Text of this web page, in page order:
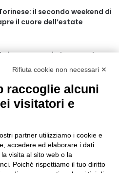
il secondo weekend di
il cuore dell’estate
Piemonte avvia le procedure
dello stato di calamità
ecco il programma del
dalla Regione 1,5 milioni
ampliare gli orari dei servizi
tariffa
Rifiuta cookie non necessari ✕
raccoglie alcuni
visitatori e
partner utilizziamo i cookie e
accedere ed elaborare i dati
visita al sito web o la
Poiché rispettiamo il tuo diritto